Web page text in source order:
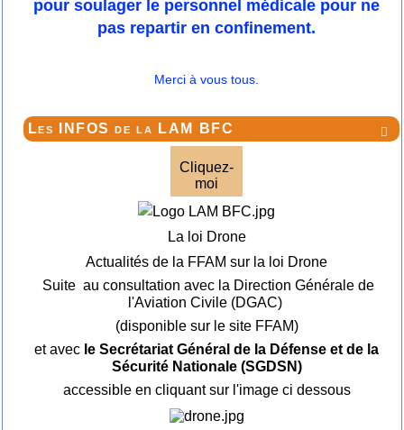
pour soulager le personnel médicale pour ne
pas repartir en confinement.
Merci à vous tous.

Les INFOS de la LAM BFC
Cliquez-
moi
La loi Drone
Actualités de la FFAM sur la loi Drone
Suite au consultation avec la Direction Générale de
l'Aviation Civile (DGAC)
(disponible sur le site FFAM)
et avec le Secrétariat Général de la Défense et de la
Sécurité Nationale (SGDSN)
accessible en cliquant sur l'image ci dessous